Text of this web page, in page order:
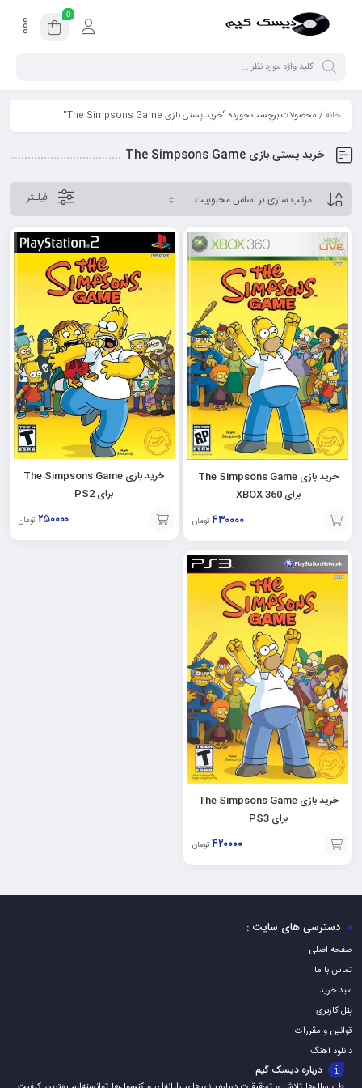
0
خانه/ محصولات برچسب خورده “خرید پستی بازی The Simpsons Game”
خرید پستی بازی The Simpsons Game
فیلـتر
خرید بازی The Simpsons Game
برای XBOX 360
۴۳۰۰۰۰ تومان
افزودن
به
سبد
خرید بازی The Simpsons Game
برای PS2
۲۵۰۰۰۰ تومان
افزودن
خرید بازی The Simpsons Game
برای PS3
۴۲۰۰۰۰ تومان
افزودن
به
دسترسی های سایت :
صفحه اصلی
تماس با ما
سبد خرید
پنل کاربری
قوانین و مقررات
دانلود اهنگ
درباره دیسک گیم